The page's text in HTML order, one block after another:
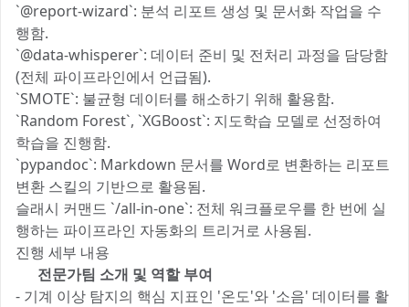
`@report-wizard`: 분석 리포트 생성 및 문서화 작업을 수
행함.
`@data-whisperer`: 데이터 준비 및 전처리 과정을 담당함
(전체 파이프라인에서 언급됨).
`SMOTE`: 불균형 데이터를 해소하기 위해 활용함.
`Random Forest`, `XGBoost`: 지도학습 모델로 선정하여
학습을 진행함.
`pypandoc`: Markdown 문서를 Word로 변환하는 리포트
변환 스킬의 기반으로 활용됨.
슬래시 커맨드 `/all-in-one`: 전체 워크플로우를 한 번에 실
행하는 파이프라인 자동화의 트리거로 사용됨.
진행 세부 내용 🔍
1️⃣ 전문가팀 소개 및 역할 부여
- 기계 이상 탐지의 핵심 지표인 '온도'와 '소음' 데이터를 활